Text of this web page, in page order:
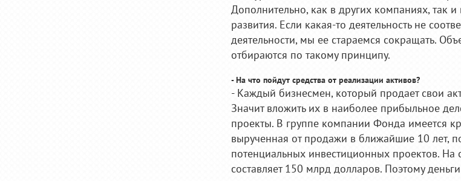
Дополнительно, как в других компаниях, так
развития. Если какая-то деятельность не
деятельности, мы ее стараемся сокращать.
отбираются по такому принципу.
- На что пойдут средства от реализации активов?
- Каждый бизнесмен, который продает свои
Значит вложить их в наиболее прибыльное
проекты. В группе компании Фонда имеется
вырученная от продажи в ближайшие 10 лет,
потенциальных инвестиционных проектов.
составляет 150 млрд долларов. Поэтому